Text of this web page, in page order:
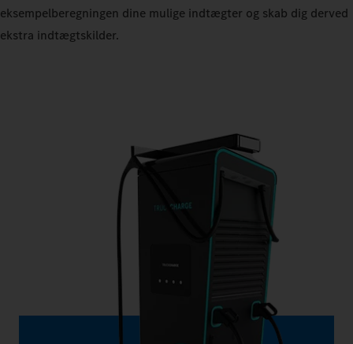
eksempelberegningen dine mulige indtægter og skab dig derved
ekstra indtægtskilder.